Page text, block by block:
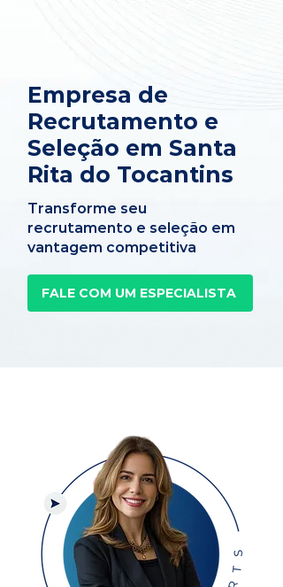
Empresa de
Recrutamento e
Seleção em Santa
Rita do Tocantins
Transforme seu
recrutamento e seleção em
vantagem competitiva
FALE COM UM ESPECIALISTA